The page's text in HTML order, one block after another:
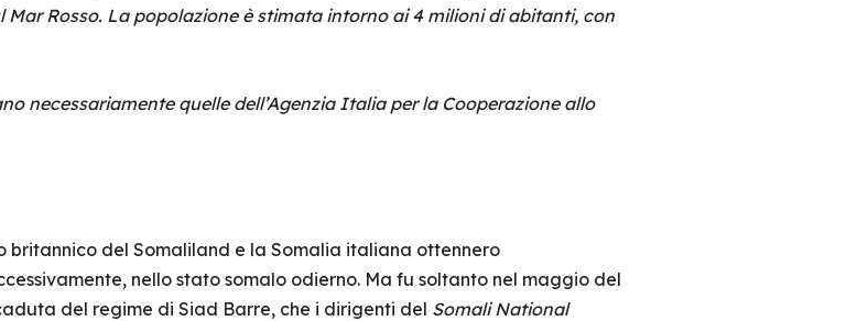
Rosso. La popolazione è stimata intorno ai 4 milioni di abitanti, con
necessariamente quelle dell’Agenzia Italia per la Cooperazione allo
britannico del Somaliland e la Somalia italiana ottennero
nello stato somalo odierno. Ma fu soltanto nel maggio del
del regime di Siad Barre, che i dirigenti del Somali National